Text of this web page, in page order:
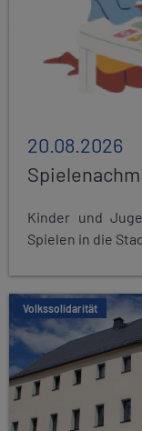
20.08.2026
Kinder und
Spielen in die
Volkssolidarität